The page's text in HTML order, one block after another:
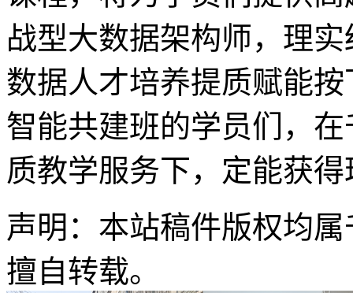
战型大数据架构师，理
数据人才培养提质赋能
智能共建班的学员们，
质教学服务下，定能获
声明：本站稿件版权均
擅自转载。